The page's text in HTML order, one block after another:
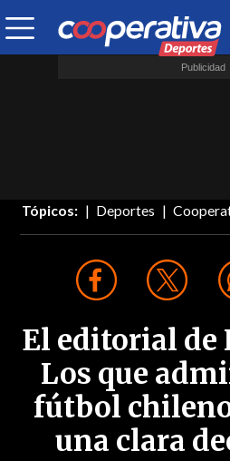
Tópicos: Deportes
El editorial de
Los que
fútbol
una clara